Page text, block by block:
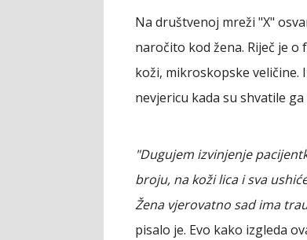
Na društvenoj mreži "X"
naročito kod žena. Riječ je
koži, mikroskopske veličine.
nevjericu kada su shvatile
"Dugujem izvinjenje
broju, na koži lica i sva
Žena vjerovatno sad ima
pisalo je. Evo kako izgleda